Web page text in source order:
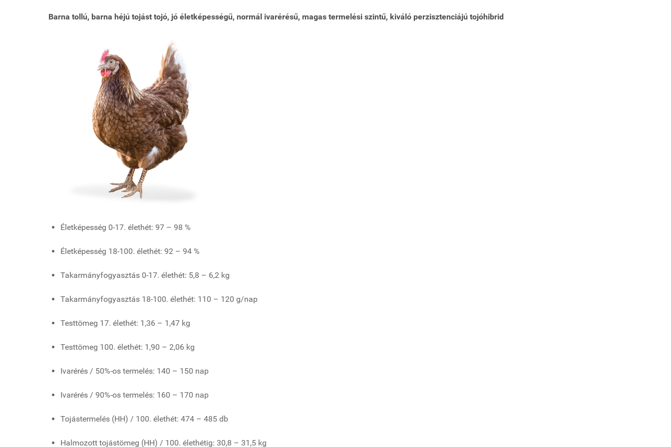
Barna tollú, barna héjú tojást tojó, jó életképességű, normál ivarérésű, magas termelési szintű, kiváló perzisztenciájú tojóhibrid
Életképesség 0-17. élethét: 97 – 98 %
Életképesség 18-100. élethét: 92 – 94 %
Takarmányfogyasztás 0-17. élethét: 5,8 – 6,2 kg
Takarmányfogyasztás 18-100. élethét: 110 – 120 g/nap
Testtömeg 17. élethét: 1,36 – 1,47 kg
Testtömeg 100. élethét: 1,90 – 2,06 kg
Ivarérés / 50%-os termelés: 140 – 150 nap
Ivarérés / 90%-os termelés: 160 – 170 nap
Tojástermelés (HH) / 100. élethét: 474 – 485 db
Halmozott tojástömeg (HH) / 100. élethétig: 30,8 – 31,5 kg